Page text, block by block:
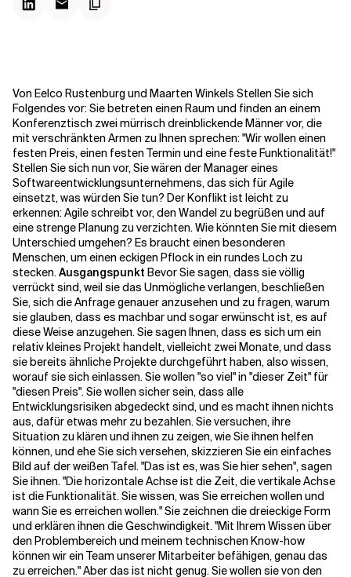
Verwandte Themen
Von Eelco Rustenburg und Maarten Winkels Stellen Sie sich
Folgendes vor: Sie betreten einen Raum und finden an einem
Konferenztisch zwei mürrisch dreinblickende Männer vor, die
mit verschränkten Armen zu Ihnen sprechen: "Wir wollen einen
festen Preis, einen festen Termin und eine feste Funktionalität!"
Stellen Sie sich nun vor, Sie wären der Manager eines
Softwareentwicklungsunternehmens, das sich für Agile
einsetzt, was würden Sie tun? Der Konflikt ist leicht zu
erkennen: Agile schreibt vor, den Wandel zu begrüßen und auf
eine strenge Planung zu verzichten. Wie könnten Sie mit diesem
Unterschied umgehen? Es braucht einen besonderen
Menschen, um einen eckigen Pflock in ein rundes Loch zu
stecken.Ausgangspunkt Bevor Sie sagen, dass sie völlig
verrückt sind, weil sie das Unmögliche verlangen, beschließen
Sie, sich die Anfrage genauer anzusehen und zu fragen, warum
sie glauben, dass es machbar und sogar erwünscht ist, es auf
diese Weise anzugehen. Sie sagen Ihnen, dass es sich um ein
relativ kleines Projekt handelt, vielleicht zwei Monate, und dass
sie bereits ähnliche Projekte durchgeführt haben, also wissen,
worauf sie sich einlassen. Sie wollen "so viel" in "dieser Zeit" für
"diesen Preis". Sie wollen sicher sein, dass alle
Entwicklungsrisiken abgedeckt sind, und es macht ihnen nichts
aus, dafür etwas mehr zu bezahlen.Sie versuchen, ihre
Situation zu klären und ihnen zu zeigen, wie Sie ihnen helfen
können, und ehe Sie sich versehen, skizzieren Sie ein einfaches
Bild auf der weißen Tafel. "Das ist es, was Sie hier sehen", sagen
Sie ihnen. "Die horizontale Achse ist die Zeit, die vertikale Achse
ist die Funktionalität. Sie wissen, was Sie erreichen wollen und
wann Sie es erreichen wollen." Sie zeichnen die dreieckige Form
und erklären ihnen die Geschwindigkeit. "Mit Ihrem Wissen über
den Problembereich und meinem technischen Know-how
können wir ein Team unserer Mitarbeiter befähigen, genau das
zu erreichen." Aber das ist nicht genug. Sie wollen sie von den